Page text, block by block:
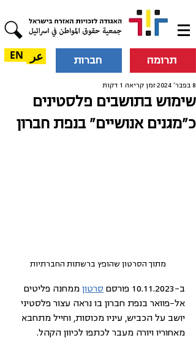
תרומה חברות عر EN
שימוש בתושבים פלסטינים
כ"מגנים אנושיים" בנפת חברון
8 בפבר׳ 2024 זמן קריאה 1 דקות
מתוך הסרטון שהופץ ברשתות החברתיות
ב-10.11.2023 פורסם סרטון ממחנה פליטים
אל-פוואר בנפת חברון בו נראה עצור פלסטיני
יושב על הכביש, עיניו מכוסות, וחייל מתחבא
מאחוריו ויורה מעבר לכתפו לכיוון הקהל.